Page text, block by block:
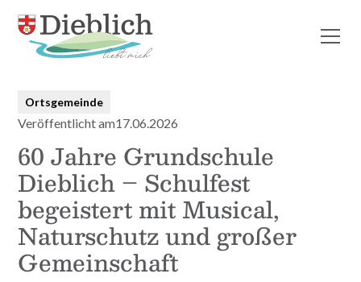
Alle Beiträge
Ortsgemeinde
Veröffentlicht am17.06.2026
60 Jahre Grundschule
Dieblich – Schulfest
begeistert mit Musical,
Naturschutz und großer
Gemeinschaft